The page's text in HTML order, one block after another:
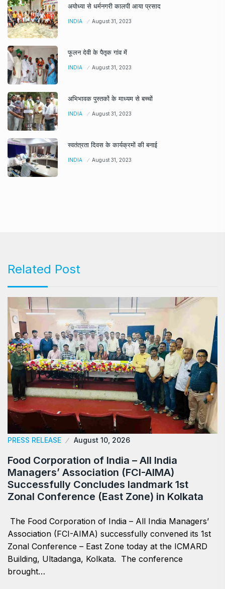
अयोध्या से धर्मनगरी कालपी आया प्रसाद
INDIA August 31, 2023
फूलन देवी के पैतृक गांव में
INDIA August 31, 2023
अभिभावक पुस्तकों के माध्यम से बच्चों
INDIA August 31, 2023
स्वतंत्रता दिवस के कार्यक्रमों की बनाई
INDIA August 31, 2023
Related Post
PRESS RELEASE August 10, 2026
​Food Corporation of India – All India
Managers’ Association (FCI-AIMA)
Successfully Concludes landmark 1st
Zonal Conference (East Zone) in Kolkata
The Food Corporation of India – All India Managers’
Association (FCI-AIMA) successfully convened its 1st
Zonal Conference – East Zone today at the ICMARD
Building, Ultadanga, Kolkata. The conference
brought…